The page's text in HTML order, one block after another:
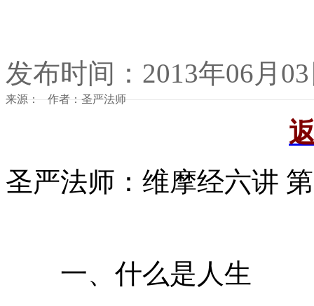
发布时间：2013年06月
来源： 作者：圣严法师
圣严法师：维摩经六讲
一、什么是人生